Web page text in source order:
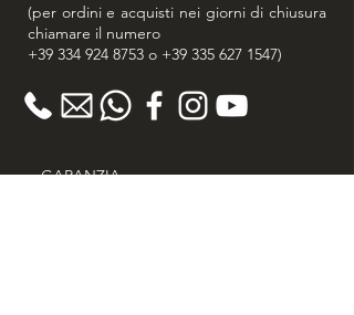
(per ordini e acquisti nei giorni di chiusura
chiamare il numero
+39 334 924 8753 o +39 335 627 1547)
GARANZIA